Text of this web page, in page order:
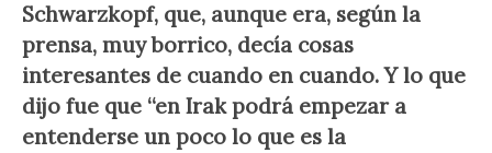
Schwarzkopf, que, aunque era, según la
prensa, muy borrico, decía cosas
interesantes de cuando en cuando. Y lo que
dijo fue que “en Irak podrá empezar a
entenderse un poco lo que es la